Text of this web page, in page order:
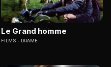
Le Grand homme
FILMS DRAME